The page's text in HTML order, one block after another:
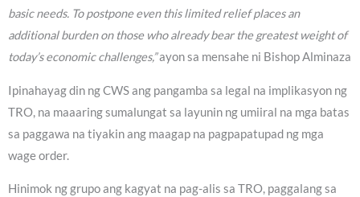
basic needs. To postpone even this limited relief places an
additional burden on those who already bear the greatest weight of
today’s economic challenges,”ayon sa mensahe ni Bishop Alminaza
Ipinahayag din ng CWS ang pangamba sa legal na implikasyon ng
TRO, na maaaring sumalungat sa layunin ng umiiral na mga batas
sa paggawa na tiyakin ang maagap na pagpapatupad ng mga
wage order.
Hinimok ng grupo ang kagyat na pag-alis sa TRO, paggalang sa